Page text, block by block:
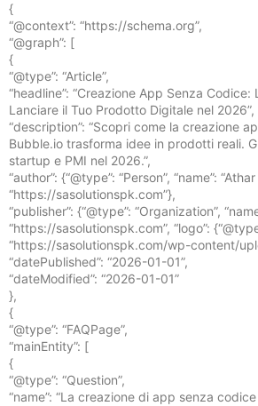
{
“@context”: “https://schema.org”,
“@graph”: [
{
“@type”: “Article”,
“headline”: “Creazione App Senza
Lanciare il Tuo Prodotto Digitale nel 2026”,
“description”: “Scopri come la creazione
Bubble.io trasforma idee in prodotti reali.
startup e PMI nel 2026.”,
“author”: {“@type”: “Person”, “name”:
“https://sasolutionspk.com”},
“publisher”: {“@type”: “Organization”,
“https://sasolutionspk.com”, “logo”:
“https://sasolutionspk.com/wp-content/
“datePublished”: “2026-01-01”,
“dateModified”: “2026-01-01”
},
{
“@type”: “FAQPage”,
“mainEntity”: [
{
“@type”: “Question”,
“name”: “La creazione di app senza